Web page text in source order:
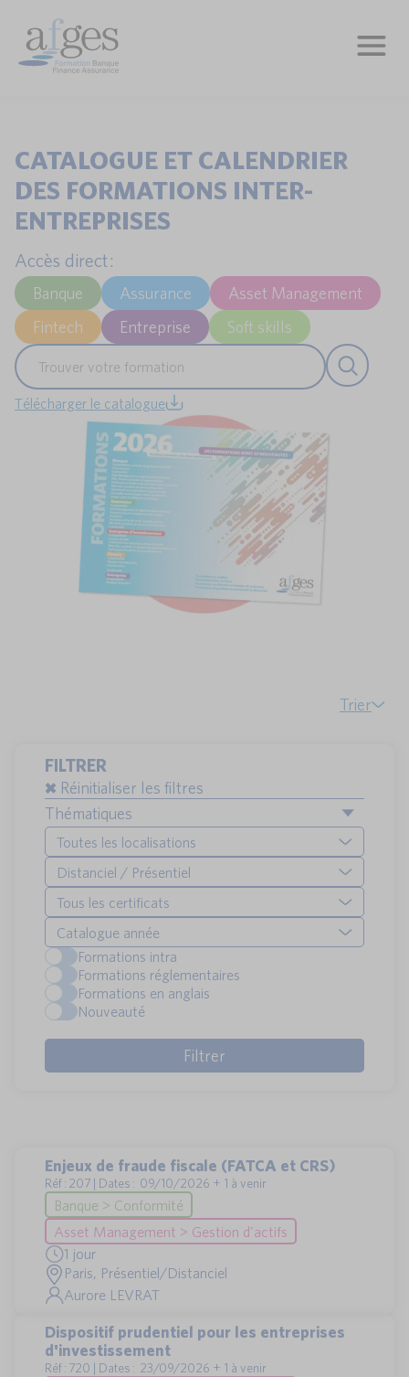
CATALOGUE ET CALENDRIER
DES FORMATIONS INTER-
ENTREPRISES
Accès direct :
Banque Assurance
Asset Management
Fintech
Entreprise Soft skills
Télécharger le catalogue
Trier
FILTRER
Réinitialiser les filtres
Thématiques
Toutes les localisations
Distanciel / Présentiel
Tous les certificats
Catalogue année
Formations intra
Formations réglementaires
Formations en anglais
Nouveauté
Enjeux de fraude fiscale (FATCA et CRS)
Réf : 207 | Dates : 09/10/2026 + 1 à venir
Banque > Conformité
Asset Management > Gestion d'actifs
1 jour
Paris, Présentiel/Distanciel
Aurore LEVRAT
Dispositif prudentiel pour les entreprises
d'investissement
Réf : 720 | Dates : 23/09/2026 + 1 à venir